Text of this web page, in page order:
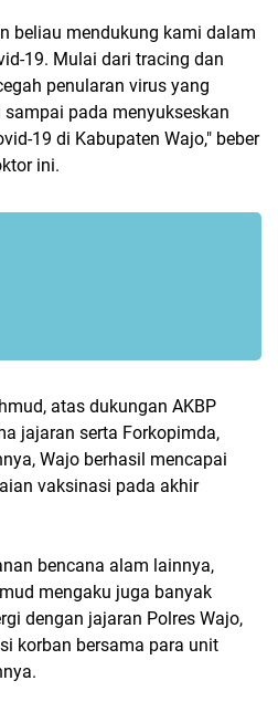
beliau mendukung kami dalam
19. Mulai dari tracing dan
penularan virus yang
pada menyukseskan
19 di Kabupaten Wajo," beber
ini.
atas dukungan AKBP
jajaran serta Forkopimda,
Wajo berhasil mencapai
vaksinasi pada akhir
bencana alam lainnya,
mengaku juga banyak
dengan jajaran Polres Wajo,
korban bersama para unit